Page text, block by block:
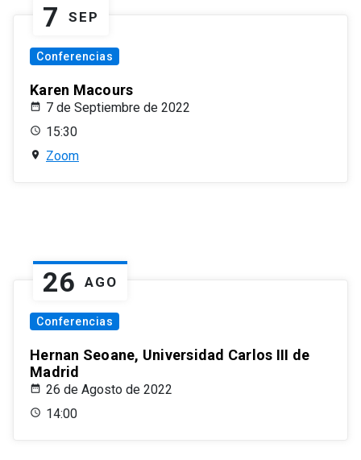
7 SEP
Conferencias
Karen Macours
7 de Septiembre de 2022
15:30
Zoom
26 AGO
Conferencias
Hernan Seoane, Universidad Carlos III de
Madrid
26 de Agosto de 2022
14:00